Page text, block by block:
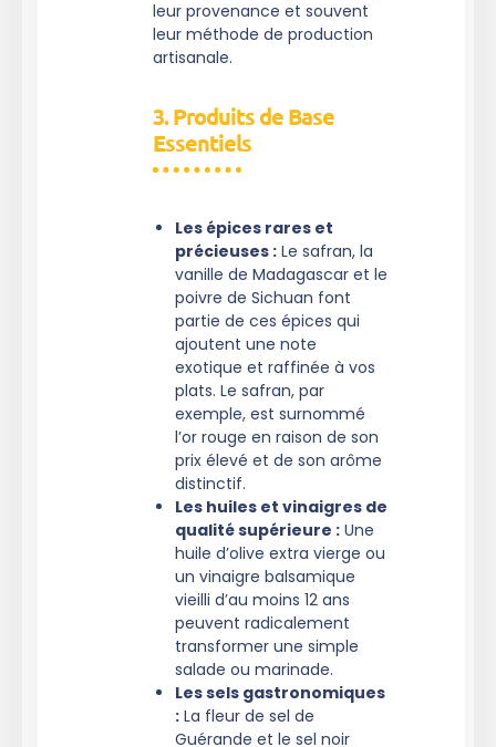
leur provenance et souvent
leur méthode de production
artisanale.
3. Produits de Base
Essentiels
Les épices rares et
précieuses : Le safran, la
vanille de Madagascar et le
poivre de Sichuan font
partie de ces épices qui
ajoutent une note
exotique et raffinée à vos
plats. Le safran, par
exemple, est surnommé
l’or rouge en raison de son
prix élevé et de son arôme
distinctif.
Les huiles et vinaigres de
qualité supérieure : Une
huile d’olive extra vierge ou
un vinaigre balsamique
vieilli d’au moins 12 ans
peuvent radicalement
transformer une simple
salade ou marinade.
Les sels gastronomiques
: La fleur de sel de
Guérande et le sel noir